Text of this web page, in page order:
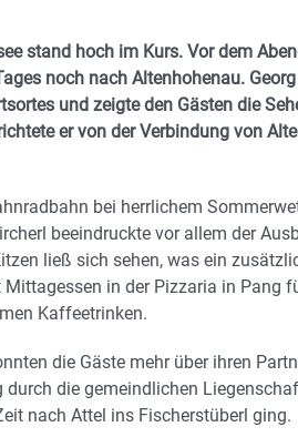
stand hoch im Kurs. Vor dem
noch nach Altenhohenau.
und zeigte den Gästen die
er von der Verbindung von
bei herrlichem
beeindruckte vor allem der
ließ sich sehen, was ein
in der Pizzaria in Pang
Kaffeetrinken.
die Gäste mehr über ihren
die gemeindlichen
nach Attel ins Fischerstüberl ging.